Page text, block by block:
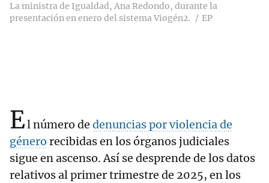
La ministra de Igualdad, Ana Redondo, durante la
presentación en enero del sistema Viogén2.
EP
El número de denuncias por violencia de
género recibidas en los órganos judiciales
sigue en ascenso. Así se desprende de los datos
relativos al primer trimestre de 2025, en los